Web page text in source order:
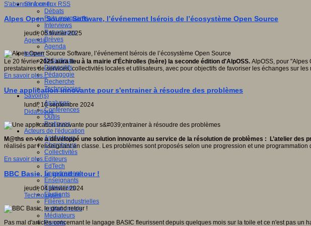
S'informer
Débats
Faits marquants
Interviews
Reportages
Brèves
Agenda
Innover
Didactique
Dispositifs
Pédagogie
Recherche
Technologies
Savoir(s)
Analyses
Conférences
Outils
Pratiques
Acteurs de l'éducation
Animateurs
Chercheurs
Collectivités
Editeurs
EdTech
Encadrement
Enseignants
Entreprises
Etudiants
Filières industrielles
Institutionnels
Médiateurs
Parents
S'abonner à ce flux RSS
Alpes Open Source Software, l’événement Isérois de l’écosystème Open Source
jeudi, 06 février 2025
Agenda
Le 20 février2025 aura lieu à la mairie d'Échirolles (Isère) la seconde édition d'AlpOSS. AlpOSS, pour "Alpes
prestataires de services, collectivités locales et utilisateurs, avec pour objectifs de favoriser les échanges sur
En savoir plus...
Une application innovante pour s'entrainer à résoudre des problèmes
lundi, 16 septembre 2024
Didactique
M@ths en-vie a développé une solution innovante au service de la résolution de problèmes : L’atelier des
réalisés par l’enseignant en classe. Les problèmes sont proposés selon une progression et une
En savoir plus...
BBC Basic, le grand retour !
jeudi, 04 janvier 2024
Technologies
Pas mal d'articles concernant le langage BASIC fleurissent depuis quelques mois sur la toile et ce n'est pas